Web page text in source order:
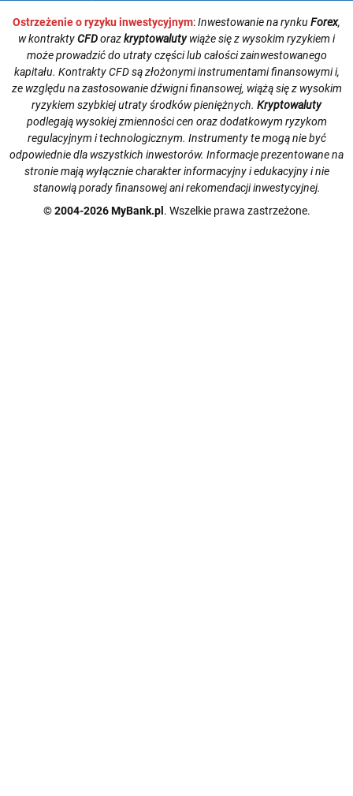
Ostrzeżenie o ryzyku inwestycyjnym:Inwestowanie na rynkuForex,
w kontraktyCFDorazkryptowalutywiąże się z wysokim ryzykiem i
może prowadzić do utraty części lub całości zainwestowanego
kapitału. Kontrakty CFD są złożonymi instrumentami finansowymi i,
ze względu na zastosowanie dźwigni finansowej, wiążą się z wysokim
ryzykiem szybkiej utraty środków pieniężnych. Kryptowaluty
podlegają wysokiej zmienności cen oraz dodatkowym ryzykom
regulacyjnym i technologicznym. Instrumenty te mogą nie być
odpowiednie dla wszystkich inwestorów. Informacje prezentowane na
stronie mają wyłącznie charakter informacyjny i edukacyjny i nie
stanowią porady finansowej ani rekomendacji inwestycyjnej.
© 2004-2026 MyBank.pl . Wszelkie prawa zastrzeżone.